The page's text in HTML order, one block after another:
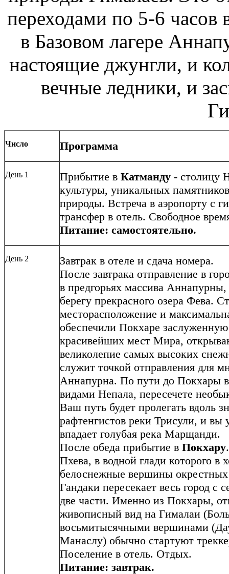
переходами по 5-6 часов
в Базовом лагере
настоящие джунгли, и
вечные ледники, и
Число Программа
День 1 Прибытие в Катманду - столицу
культуры, уникальных
природы. Встреча в аэропорту c
трансфер в отель. Свободное
Питание: самостоятельно.
День 2
Завтрак в отеле и сдача номера.
После завтрака отправление в
в предгорьях массива
берегу прекрасного озера Фева.
месторасположение и
обеспечили Покхаре заслуженную
красивейших мест Мира,
великолепие самых высоких
служит точкой отправления для
Аннапурна. По пути до Покхары
видами Непала, пересечете
Ваш путь будет пролегать вдоль
рафтенгистов реки Трисули, и вы
впадает голубая река Марщанди.
После обеда прибытие в Покхару
Пхева, в водной глади которого
белоснежные вершины
Гандаки пересекает весь город с
две части. Именно из Покхары,
живописный вид на Гималаи
восьмитысячными вершинами
Манаслу) обычно стартуют
Поселение в отель. Отдых.
Питание: завтрак.